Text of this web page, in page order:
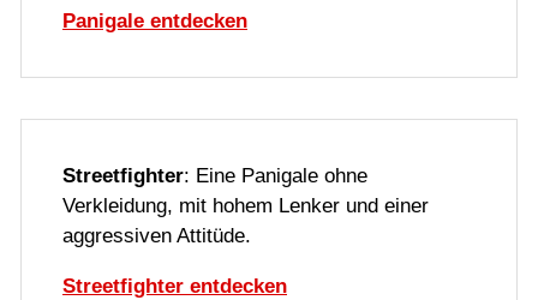
Panigale entdecken
Streetfighter: Eine Panigale ohne
Verkleidung, mit hohem Lenker und einer
aggressiven Attitüde.
Streetfighter entdecken